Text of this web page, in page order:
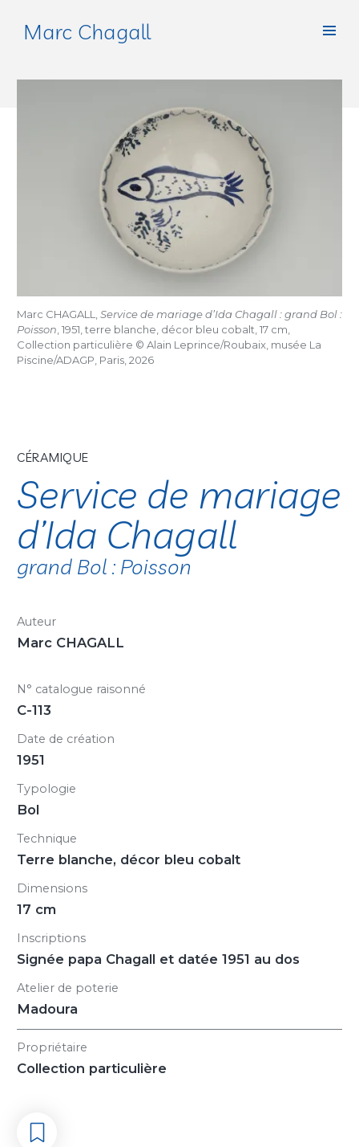
Marc Chagall
CÉRAMIQUE
Service de mariage
d’Ida Chagall
grand Bol : Poisson
Auteur
Marc CHAGALL
N° catalogue raisonné
C-113
Date de création
1951
Typologie
Bol
Technique
Terre blanche, décor bleu cobalt
Dimensions
17 cm
Inscriptions
Signée papa Chagall et datée 1951 au dos
Atelier de poterie
Madoura
Propriétaire
Collection particulière
Marc CHAGALL, Service de mariage d’Ida Chagall : grand Bol :
Poisson , 1951, terre blanche, décor bleu cobalt, 17 cm,
Collection particulière © Alain Leprince/Roubaix, musée La
Piscine/ADAGP, Paris, 2026